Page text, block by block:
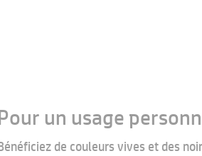
un usage
de couleurs vives et des